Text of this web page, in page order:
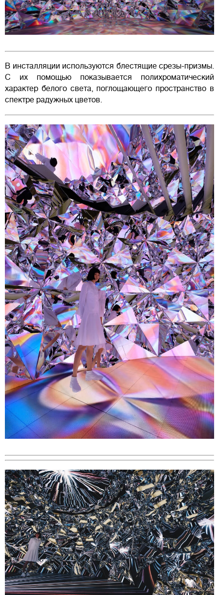
В инсталляции используются блестящие срезы-призмы.
С их помощью показывается полихроматический
характер белого света, поглощающего пространство в
спектре радужных цветов.